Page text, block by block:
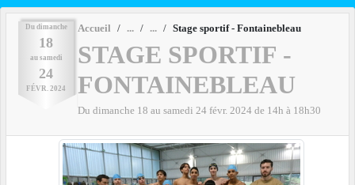
Du dimanche
18
au samedi
24
FÉVR. 2024
Accueil Stage sportif - Fontainebleau
STAGE SPORTIF -
FONTAINEBLEAU
Du dimanche 18 au samedi 24 févr. 2024 de 14h à 18h30